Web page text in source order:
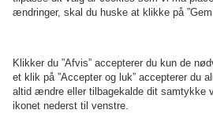
Erhverv
Betingelser og